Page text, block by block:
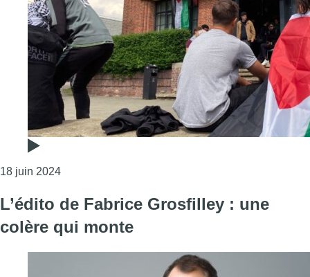
18 juin 2024Consulter l'article "La rectrice de l’ULB demande
L’édito de Fabrice Grosfilley : une
colère qui monte